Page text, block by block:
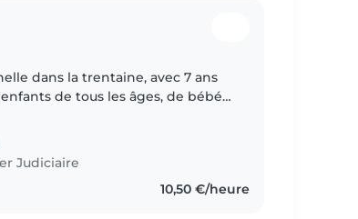
dans la trentaine, avec 7 ans
de tous les âges, de bébé à
Judiciaire
10,50 €/heure